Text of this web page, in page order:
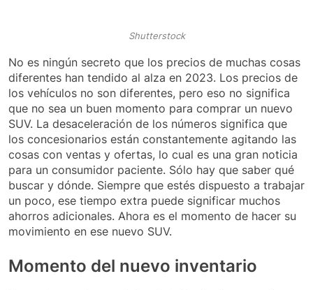
Shutterstock
No es ningún secreto que los precios de muchas cosas
diferentes han tendido al alza en 2023. Los precios de
los vehículos no son diferentes, pero eso no significa
que no sea un buen momento para comprar un nuevo
SUV. La desaceleración de los números significa que
los concesionarios están constantemente agitando las
cosas con ventas y ofertas, lo cual es una gran noticia
para un consumidor paciente. Sólo hay que saber qué
buscar y dónde. Siempre que estés dispuesto a trabajar
un poco, ese tiempo extra puede significar muchos
ahorros adicionales. Ahora es el momento de hacer su
movimiento en ese nuevo SUV.
Momento del nuevo inventario